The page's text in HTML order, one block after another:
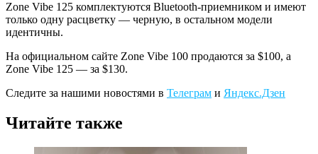
Zone Vibe 125 комплектуются Bluetooth-приемником и имеют
только одну расцветку — черную, в остальном модели
идентичны.
На официальном сайте Zone Vibe 100 продаются за $100, а
Zone Vibe 125 — за $130.
Следите за нашими новостями в Телеграм и Яндекс.Дзен
Читайте также